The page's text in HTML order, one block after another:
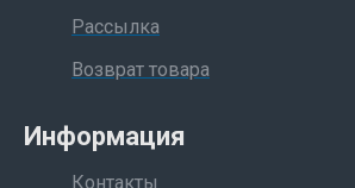
Рассылка
Возврат товара
Информация
Контакты